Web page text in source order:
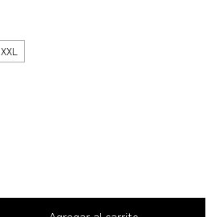
XXL